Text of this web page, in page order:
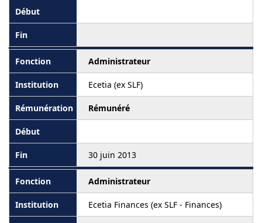
Administrateur
Ecetia (ex SLF)
Rémunéré
30 juin 2013
Administrateur
Ecetia Finances (ex SLF - Finances)